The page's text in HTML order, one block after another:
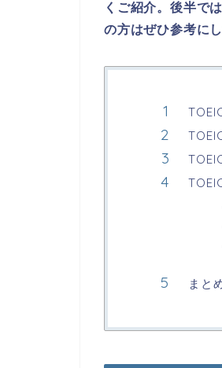
くご紹介。後半で
の方はぜひ参考に
まと